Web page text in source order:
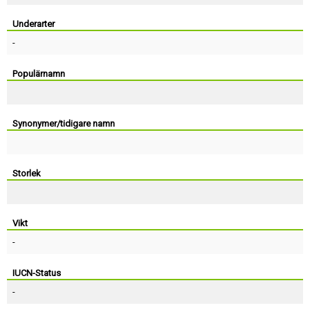
Underarter
-
Populärnamn
Synonymer/tidigare namn
Storlek
Vikt
-
IUCN-Status
-